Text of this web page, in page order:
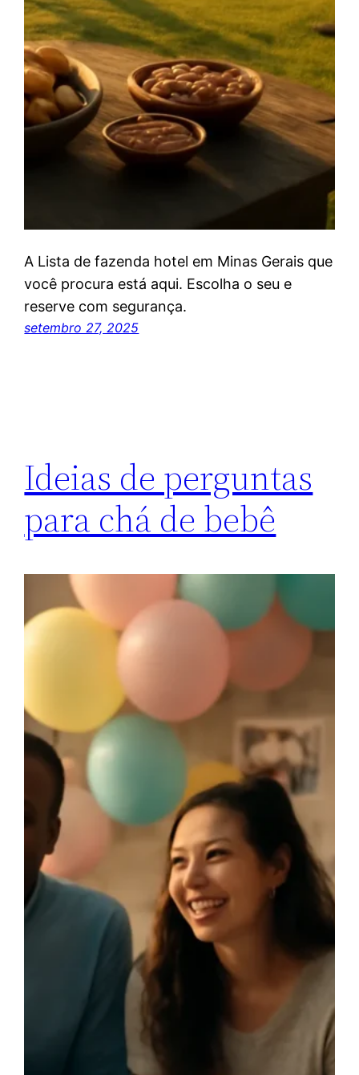
A Lista de fazenda hotel em Minas Gerais que
você procura está aqui. Escolha o seu e
reserve com segurança.
setembro 27, 2025
Ideias de perguntas
para chá de bebê